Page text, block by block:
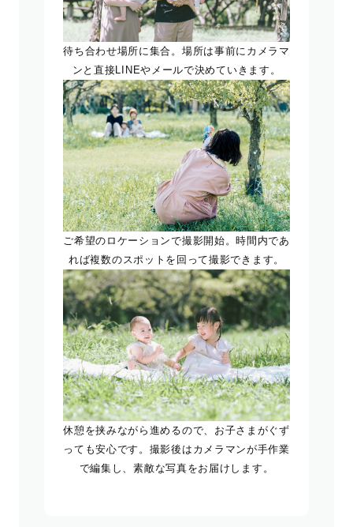
待ち合わせ場所に集合。場所は事前にカメラマ
ンと直接LINEやメールで決めていきます。
ご希望のロケーションで撮影開始。時間内であ
れば複数のスポットを回って撮影できます。
休憩を挟みながら進めるので、お子さまがぐず
っても安心です。撮影後はカメラマンが手作業
で編集し、素敵な写真をお届けします。